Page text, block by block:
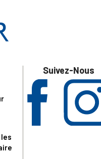
Suivez-Nous